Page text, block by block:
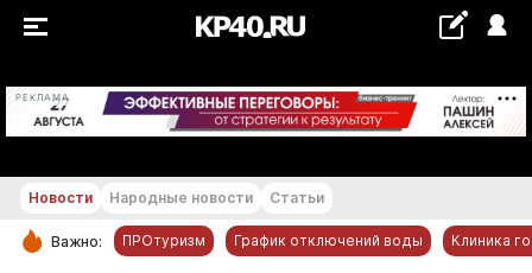
РЕКЛАМА +22...+23 °С
Новости Народные новости Статьи
Важно: ПРОтуризм График отключений воды Клиника